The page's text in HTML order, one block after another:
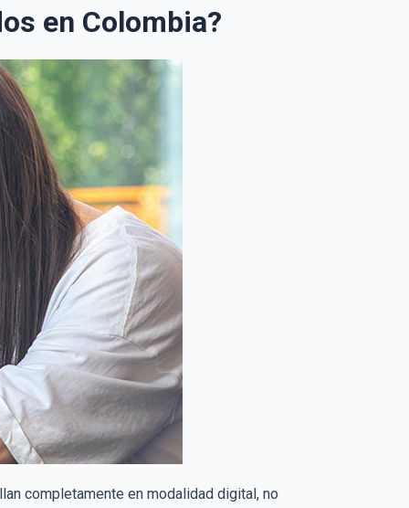
en Colombia?
completamente en modalidad digital, no